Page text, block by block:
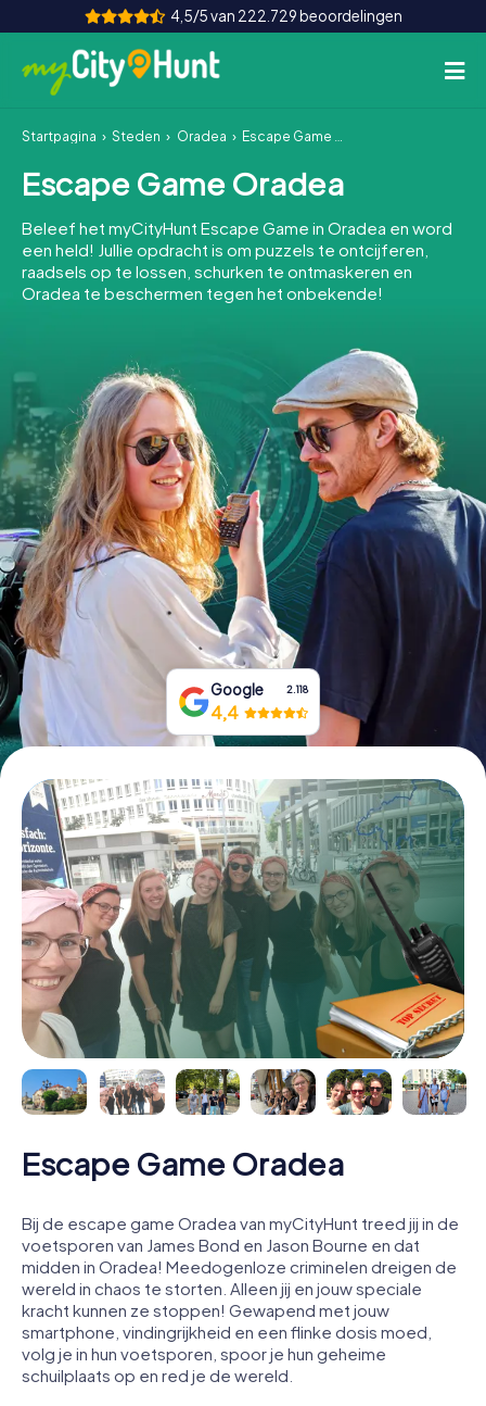
4,5/5 van 222.729 beoordelingen
Hoe het werkt
Steden
Tours
Teamevenement
INT AT CH
DE
ES
FR UK
IE
IT
NL
Boek tickets
Koop cadeaubonnen
Startpagina Steden Oradea Escape Game Oradea
Escape Game Oradea
Beleef het myCityHunt Escape Game in Oradea en word
een held! Jullie opdracht is om puzzels te ontcijferen,
raadsels op te lossen, schurken te ontmaskeren en
Oradea te beschermen tegen het onbekende!
Google 2.118
4,4
Escape Game Oradea
Bij de escape game Oradea van myCityHunt treed jij in de
voetsporen van James Bond en Jason Bourne en dat
midden in Oradea! Meedogenloze criminelen dreigen de
wereld in chaos te storten. Alleen jij en jouw speciale
kracht kunnen ze stoppen! Gewapend met jouw
smartphone, vindingrijkheid en een flinke dosis moed,
volg je in hun voetsporen, spoor je hun geheime
schuilplaats op en red je de wereld.